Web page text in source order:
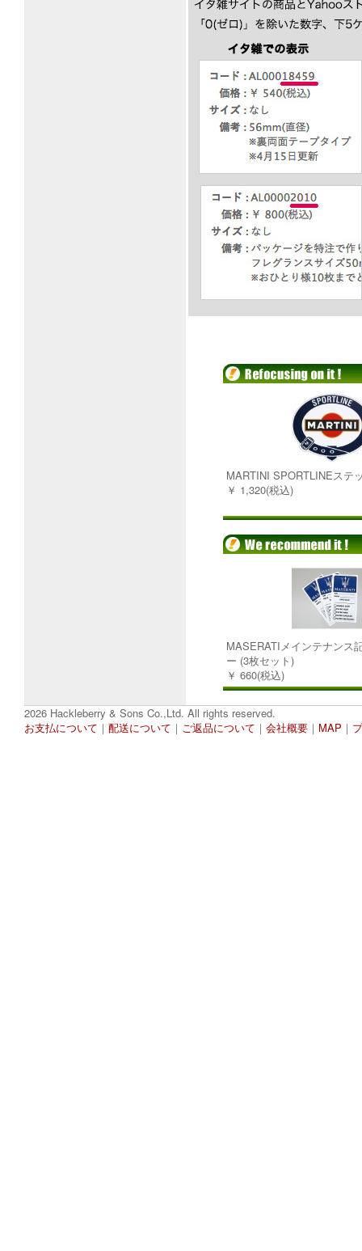
MARTINI SPORTLINEステ
￥ 1,320(税込)
MASERATIメインテナンス
ー (3枚セット)
￥ 660(税込)
2026 Hackleberry & Sons Co.,Ltd. All rights reserved.
お支払について ｜ 配送について ｜ ご返品について ｜ 会社概要 ｜ MAP ｜